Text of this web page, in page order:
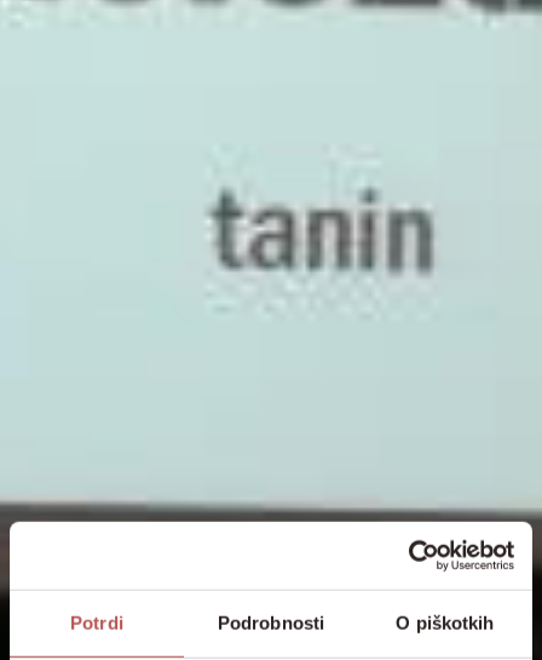
Potrdi Podrobnosti O piškotkih